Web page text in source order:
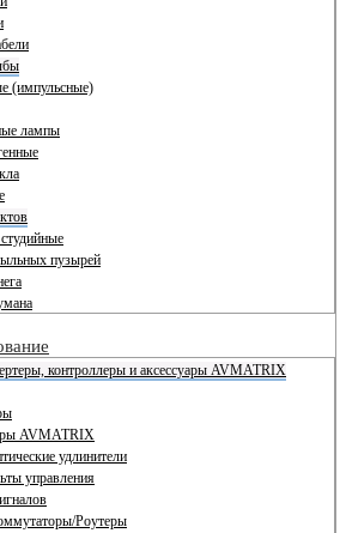
(импульсные)
лампы
пузырей
контроллеры и аксессуары AVMATRIX
AVMATRIX
удлинители
управления
Роутеры